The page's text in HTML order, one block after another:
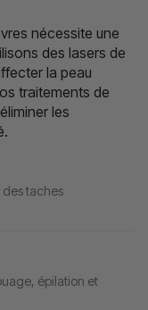
nécessite une
des lasers de
la peau
traitements de
les
taches
épilation et